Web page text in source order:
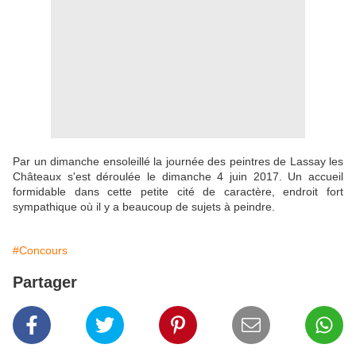
Par un dimanche ensoleillé la journée des peintres de Lassay les
Châteaux s'est déroulée le dimanche 4 juin 2017. Un accueil
formidable dans cette petite cité de caractère, endroit fort
sympathique où il y a beaucoup de sujets à peindre.
#Concours
Partager